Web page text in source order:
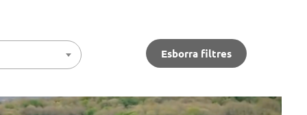
Esborra filtres